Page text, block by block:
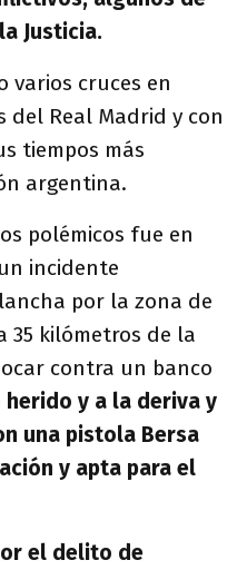
Justicia.
varios cruces en
del Real Madrid y con
tiempos más
argentina.
polémicos fue en
incidente
por la zona de
35 kilómetros de la
contra un banco
herido y a la deriva y
una pistola Bersa
y apta para el
el delito de